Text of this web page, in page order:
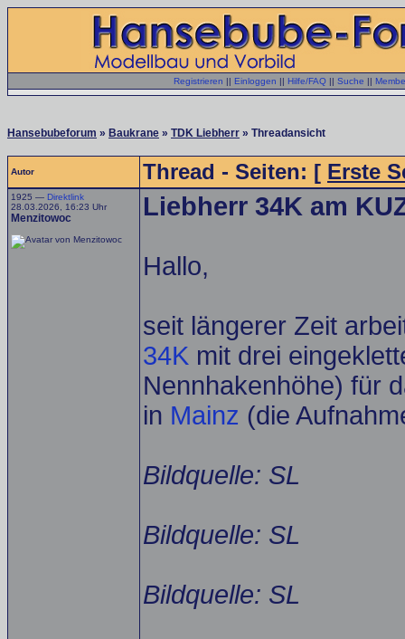
Registrieren || Einloggen || Hilfe/FAQ || Suche ||
Hansebubeforum » Baukrane » TDK Liebherr » Threadansicht
Autor Thread - Seiten: [ Erste
1925 — Direktlink
28.03.2026, 16:23 Uhr
Menzitowoc Liebherr 34K am
Hallo,
seit längerer Zeit
34K mit drei
Nennhakenhöhe) für
in Mainz (die
Bildquelle: SL
Bildquelle: SL
Bildquelle: SL